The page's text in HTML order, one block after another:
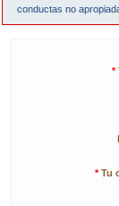
conductas no
*
* Tu